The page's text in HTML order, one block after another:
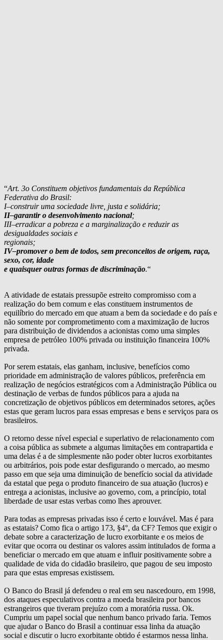
“Art. 3o Constituem objetivos fundamentais da República
Federativa do Brasil:
I–construir uma sociedade livre, justa e solidária;
II–garantir o desenvolvimento nacional;
III–erradicar a pobreza e a marginalização e reduzir as
desigualdades sociais e
regionais;
IV–promover o bem de todos, sem preconceitos de origem, raça,
sexo, cor, idade
e quaisquer outras formas de discriminação.“
A atividade de estatais pressupõe estreito compromisso com a
realização do bem comum e elas constituem instrumentos de
equilíbrio do mercado em que atuam a bem da sociedade e do país e
não somente por comprometimento com a maximização de lucros
para distribuição de dividendos a acionistas como uma simples
empresa de petróleo 100% privada ou instituição financeira 100%
privada.
Por serem estatais, elas ganham, inclusive, benefícios como
prioridade em administração de valores públicos, preferência em
realização de negócios estratégicos com a Administração Pública ou
destinação de verbas de fundos públicos para a ajuda na
concretização de objetivos públicos em determinados setores, ações
estas que geram lucros para essas empresas e bens e serviços para os
brasileiros.
O retorno desse nível especial e superlativo de relacionamento com
a coisa pública as submete a algumas limitações em contrapartida e
uma delas é a de simplesmente não poder obter lucros exorbitantes
ou arbitrários, pois pode estar desfigurando o mercado, ao mesmo
passo em que seja uma diminuição de benefício social da atividade
da estatal que pega o produto financeiro de sua atuação (lucros) e
entrega a acionistas, inclusive ao governo, com, a princípio, total
liberdade de usar estas verbas como lhes aprouver.
Para todas as empresas privadas isso é certo e louvável. Mas é para
as estatais? Como fica o artigo 173, §4°, da CF? Temos que exigir o
debate sobre a caracterização de lucro exorbitante e os meios de
evitar que ocorra ou destinar os valores assim intitulados de forma a
beneficiar o mercado em que atuam e influir positivamente sobre a
qualidade de vida do cidadão brasileiro, que pagou de seu imposto
para que estas empresas existissem.
O Banco do Brasil já defendeu o real em seu nascedouro, em 1998,
dos ataques especulativos contra a moeda brasileira por bancos
estrangeiros que tiveram prejuízo com a moratória russa. Ok.
Cumpriu um papel social que nenhum banco privado faria. Temos
que ajudar o Banco do Brasil a continuar essa linha da atuação
social e discutir o lucro exorbitante obtido é estarmos nessa linha.